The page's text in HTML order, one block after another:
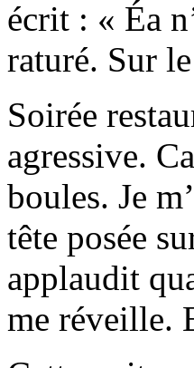
écrit : « Éa
raturé. Sur
Soirée
agressive.
boules. Je
tête posée
applaudit
me réveille.